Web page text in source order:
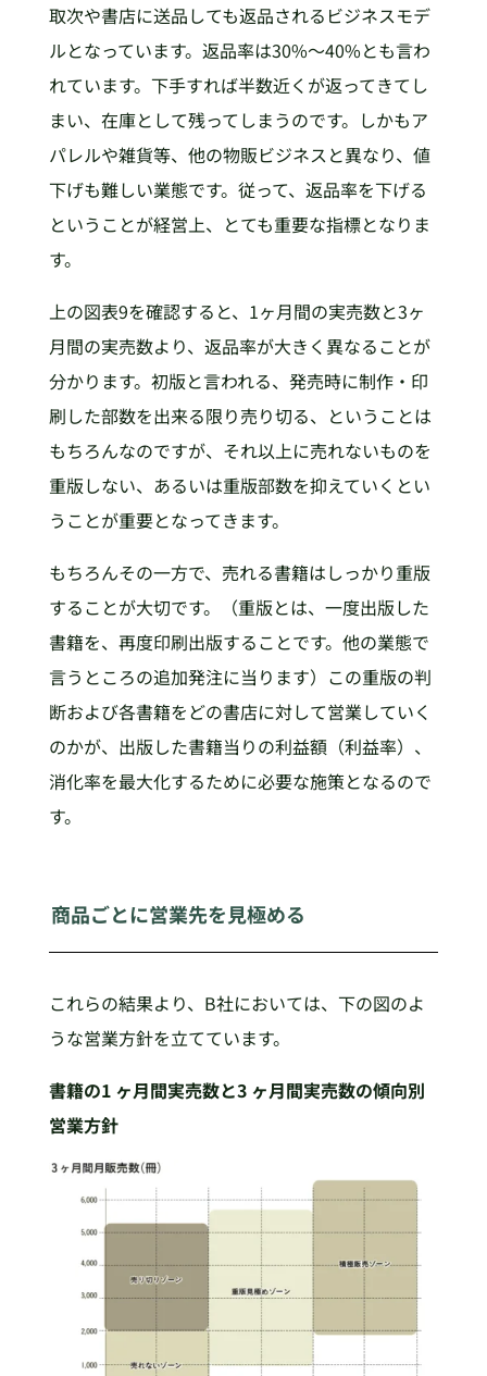
取次や書店に送品しても返品されるビジネスモデ
ルとなっています。返品率は30%〜40%とも言わ
れています。下手すれば半数近くが返ってきてし
まい、在庫として残ってしまうのです。しかもア
パレルや雑貨等、他の物販ビジネスと異なり、値
下げも難しい業態です。従って、返品率を下げる
ということが経営上、とても重要な指標となりま
す。
上の図表9を確認すると、1ヶ月間の実売数と3ヶ
月間の実売数より、返品率が大きく異なることが
分かります。初版と言われる、発売時に制作・印
刷した部数を出来る限り売り切る、ということは
もちろんなのですが、それ以上に売れないものを
重版しない、あるいは重版部数を抑えていくとい
うことが重要となってきます。
もちろんその一方で、売れる書籍はしっかり重版
することが大切です。（重版とは、一度出版した
書籍を、再度印刷出版することです。他の業態で
言うところの追加発注に当ります）この重版の判
断および各書籍をどの書店に対して営業していく
のかが、出版した書籍当りの利益額（利益率）、
消化率を最大化するために必要な施策となるので
す。
商品ごとに営業先を見極める
これらの結果より、B社においては、下の図のよ
うな営業方針を立てています。
書籍の1 ヶ月間実売数と3 ヶ月間実売数の傾向別
営業方針